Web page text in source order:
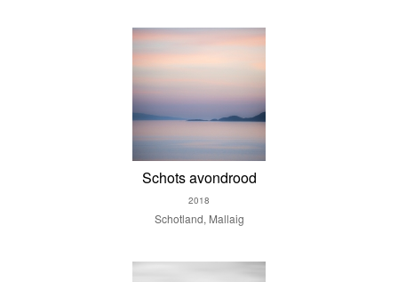
Schots avondrood
2018
Schotland, Mallaig